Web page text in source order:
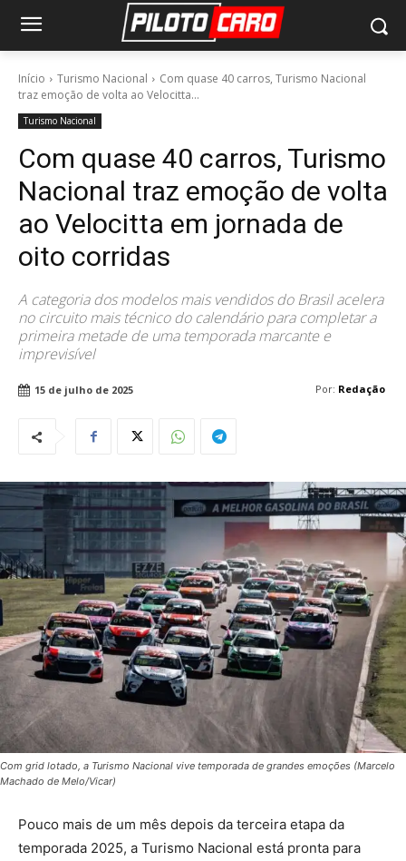
Início Turismo Nacional
Com quase 40 carros, Turismo Nacional
traz emoção de volta ao Velocitta...
Turismo Nacional
Com quase 40 carros, Turismo
Nacional traz emoção de volta
ao Velocitta em jornada de
oito corridas
A categoria dos modelos mais vendidos do Brasil acelera
no circuito mais técnico do calendário para completar a
primeira metade de uma temporada marcante e
imprevisível
Por: Redação
15 de julho de 2025
Com grid lotado, a Turismo Nacional vive temporada de grandes emoções (Marcelo
Machado de Melo/Vicar)
Pouco mais de um mês depois da terceira etapa da
temporada 2025, a Turismo Nacional está pronta para